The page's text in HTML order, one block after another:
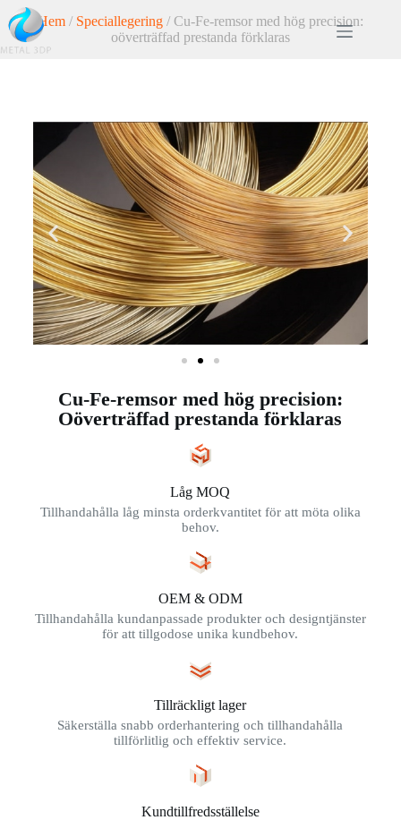
Hem/ Speciallegering/ Cu-Fe-remsor med hög precision:
oöverträffad prestanda förklaras
Cu-Fe-remsor med hög precision:
Oöverträffad prestanda förklaras
Låg MOQ
Tillhandahålla låg minsta orderkvantitet för att möta olika
behov.
OEM & ODM
Tillhandahålla kundanpassade produkter och designtjänster
för att tillgodose unika kundbehov.
Tillräckligt lager
Säkerställa snabb orderhantering och tillhandahålla
tillförlitlig och effektiv service.
Kundtillfredsställelse